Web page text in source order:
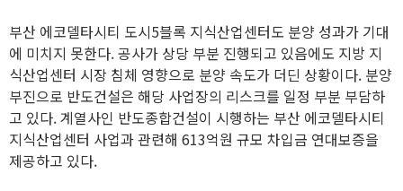
부산 에코델타시티 도시5블록 지식산업센터도 분양 성과가 기대
에 미치지 못한다. 공사가 상당 부분 진행되고 있음에도 지방 지
식산업센터 시장 침체 영향으로 분양 속도가 더딘 상황이다. 분양
부진으로 반도건설은 해당 사업장의 리스크를 일정 부분 부담하
고 있다. 계열사인 반도종합건설이 시행하는 부산 에코델타시티
지식산업센터 사업과 관련해 613억원 규모 차입금 연대보증을
제공하고 있다.